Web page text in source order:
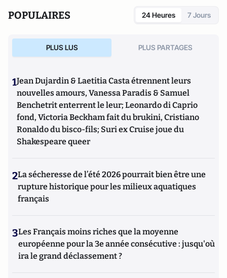
POPULAIRES 24 Heures 7 Jours
PLUS LUS PLUS PARTAGES
1Jean Dujardin & Laetitia Casta étrennent leurs
nouvelles amours, Vanessa Paradis & Samuel
Benchetrit enterrent le leur; Leonardo di Caprio
fond, Victoria Beckham fait du brukini, Cristiano
Ronaldo du bisco-fils; Suri ex Cruise joue du
Shakespeare queer
2La sécheresse de l’été 2026 pourrait bien être une
rupture historique pour les milieux aquatiques
français
3Les Français moins riches que la moyenne
européenne pour la 3e année consécutive : jusqu'où
ira le grand déclassement ?